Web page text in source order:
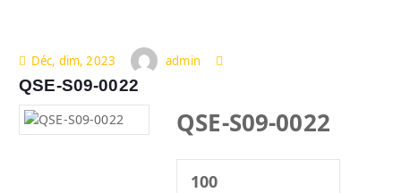
Déc, dim, 2023 admin
QSE-S09-0022
QSE-S09-0022
100